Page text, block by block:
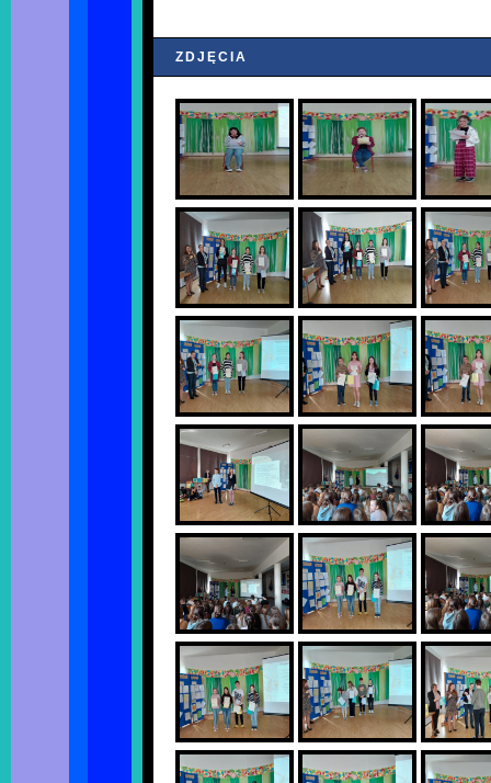
ZDJĘCIA